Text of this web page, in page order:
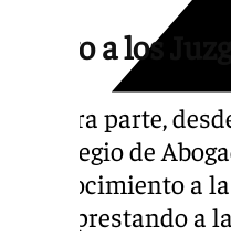
Apoyo a los
Por otra parte,
de Colegio de
reconocimiento a
viene prestando a